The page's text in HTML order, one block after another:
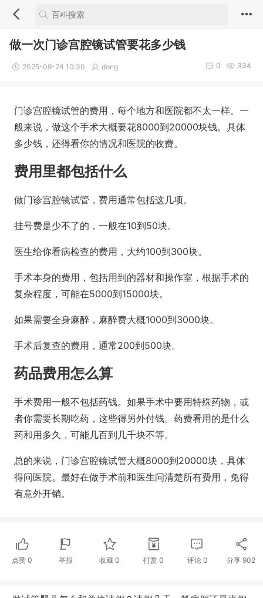
做一次门诊宫腔镜试管要花多少钱
2025-09-24 10:30 dong 334
0
门诊宫腔镜试管的费用，每个地方和医院都不太一样。一
般来说，做这个手术大概要花8000到20000块钱。具体
多少钱，还得看你的情况和医院的收费。
费用里都包括什么
做门诊宫腔镜试管，费用通常包括这几项。
挂号费是少不了的，一般在10到50块。
医生给你看病检查的费用，大约100到300块。
手术本身的费用，包括用到的器材和操作室，根据手术的
复杂程度，可能在5000到15000块。
如果需要全身麻醉，麻醉费大概1000到3000块。
手术后复查的费用，通常200到500块。
药品费用怎么算
手术费用一般不包括药钱。如果手术中要用特殊药物，或
者你需要长期吃药，这些得另外付钱。药费看用的是什么
药和用多久，可能几百到几千块不等。
总的来说，门诊宫腔镜试管大概8000到20000块，具体
得问医院。最好在做手术前和医生问清楚所有费用，免得
有意外开销。
点赞 0 举报 收藏0 打赏 0 评论 0 分享902